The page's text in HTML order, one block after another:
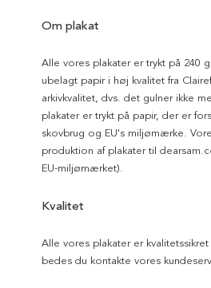
Om plakat
Alle vores plakater er trykt på 240
ubelagt papir i høj kvalitet fra
arkivkvalitet, dvs. det gulner ikke
plakater er trykt på papir, der er
skovbrug og EU's miljømærke.
produktion af plakater til
EU-miljømærket).
Kvalitet
Alle vores plakater er
bedes du kontakte vores